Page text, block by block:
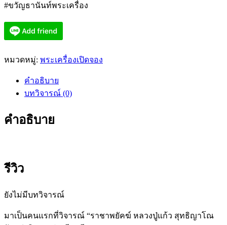
#ขวัญธานันท์พระเครื่อง
หมวดหมู่: พระเครื่องเปิดจอง
คำอธิบาย
บทวิจารณ์ (0)
คำอธิบาย
รีวิว
ยังไม่มีบทวิจารณ์
มาเป็นคนแรกที่วิจารณ์ “ราชาพยัคฆ์ หลวงปู่แก้ว สุทธิญาโณ